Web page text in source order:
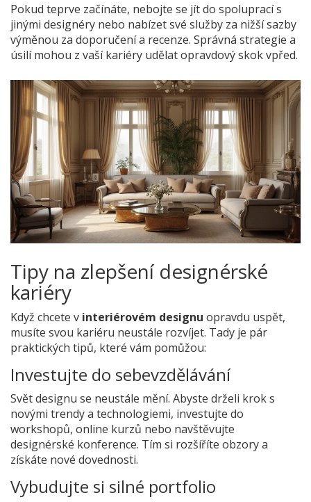
Pokud teprve začínáte, nebojte se jít do spoluprací s
jinými designéry nebo nabízet své služby za nižší sazby
výměnou za doporučení a recenze. Správná strategie a
úsilí mohou z vaší kariéry udělat opravdový skok vpřed.
Tipy na zlepšení designérské
kariéry
Když chcete v interiérovém designu opravdu uspět,
musíte svou kariéru neustále rozvíjet. Tady je pár
praktických tipů, které vám pomůžou:
Investujte do sebevzdělávání
Svět designu se neustále mění. Abyste drželi krok s
novými trendy a technologiemi, investujte do
workshopů, online kurzů nebo navštěvujte
designérské konference. Tím si rozšíříte obzory a
získáte nové dovednosti.
Vybudujte si silné portfolio